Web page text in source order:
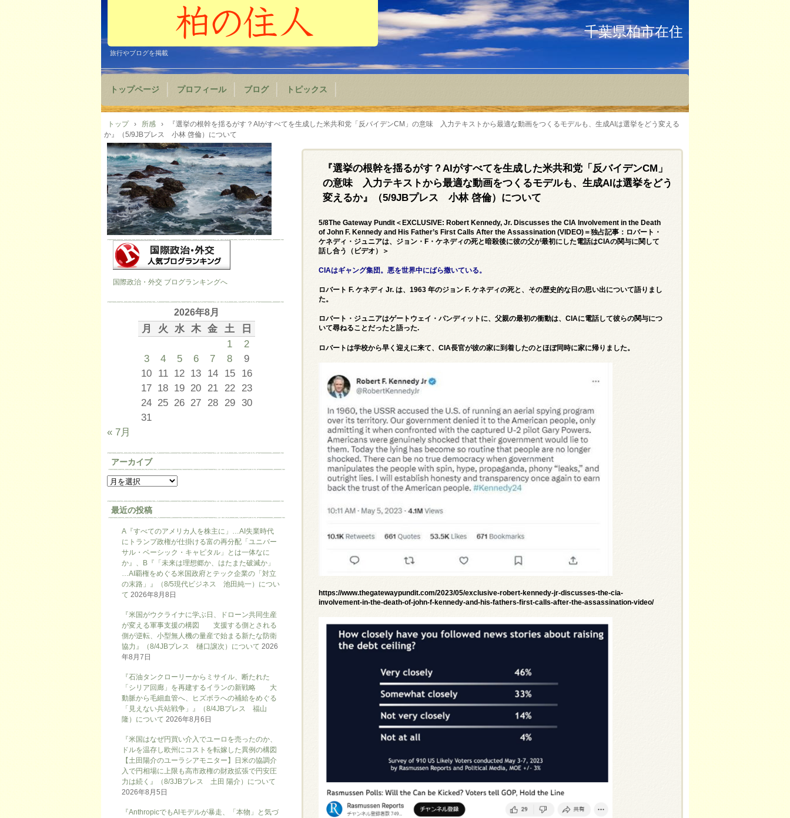
旅行やブログを掲載
千葉県柏市在住
トップページ プロフィール ブログ トピックス
トップ › 所感 ›
『選挙の根幹を揺るがす？AIがすべてを生成した米共和党「反バイデンCM」の意味 入力テキストから最適な動画をつくるモデルも、生成AIは選挙をどう変える
か』（5/9JBプレス 小林 啓倫）について
『選挙の根幹を揺るがす？AIがすべてを生成した米共和党「反バイデンCM」
の意味 入力テキストから最適な動画をつくるモデルも、生成AIは選挙をどう
変えるか』（5/9JBプレス 小林 啓倫）について
5/8The Gateway Pundit＜EXCLUSIVE: Robert Kennedy, Jr. Discusses the CIA Involvement in the Death
of John F. Kennedy and His Father’s First Calls After the Assassination (VIDEO)＝独占記事：ロバート・
ケネディ・ジュニアは、ジョン・F・ケネディの死と暗殺後に彼の父が最初にした電話はCIAの関与に関して
話し合う（ビデオ）＞
CIAはギャング集団。悪を世界中にばら撒いている。
ロバート F. ケネディ Jr. は、1963 年のジョン F. ケネディの死と、その歴史的な日の思い出について語りまし
た。
ロバート・ジュニアはゲートウェイ・パンディットに、父親の最初の衝動は、CIAに電話して彼らの関与につ
いて尋ねることだったと語った.
ロバートは学校から早く迎えに来て、CIA長官が彼の家に到着したのとほぼ同時に家に帰りました。
https://www.thegatewaypundit.com/2023/05/exclusive-robert-kennedy-jr-discusses-the-cia-
involvement-in-the-death-of-john-f-kennedy-and-his-fathers-first-calls-after-the-assassination-video/
国際政治・外交 ブログランキングへ
2026年8月
月 火 水 木 金 土
日
1
2
3
4 5 6 7 8
9
10 11 12 13 14 15
16
17 18 19 20 21 22
23
24 25 26 27 28 29 30
31
« 7月
アーカイブ
最近の投稿
A『すべてのアメリカ人を株主に」…AI失業時代
にトランプ政権が仕掛ける富の再分配「ユニバー
サル・ベーシック・キャピタル」とは一体なに
か』、B『「未来は理想郷か、はたまた破滅か」
…AI覇権をめぐる米国政府とテック企業の「対立
の末路」』（8/5現代ビジネス 池田純一）につい
て 2026年8月8日
『米国がウクライナに学ぶ日、ドローン共同生産
が変える軍事支援の構図 支援する側とされる
側が逆転、小型無人機の量産で始まる新たな防衛
協力』（8/4JBプレス 樋口譲次）について 2026
年8月7日
『石油タンクローリーからミサイル、断たれた
「シリア回廊」を再建するイランの新戦略 大
動脈から毛細血管へ、ヒズボラへの補給をめぐる
「見えない兵站戦争」』（8/4JBプレス 福山
隆）について 2026年8月6日
『米国はなぜ円買い介入でユーロを売ったのか、
ドルを温存し欧州にコストを転嫁した異例の構図
【土田陽介のユーラシアモニター】日米の協調介
入で円相場に上限も高市政権の財政拡張で円安圧
力は続く』（8/3JBプレス 土田 陽介）について
2026年8月5日
『AnthropicでもAIモデルが暴走、「本物」と気づ